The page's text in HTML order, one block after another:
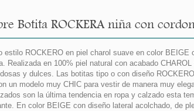
Botita ROCKERA niña con
estilo ROCKERO en piel charol suave en color
Realizada en 100% piel natural con acabado
y dulces. Las botitas tipo o con diseño
un modelo muy CHIC para vestir de manera muy
son la última tendencia en ropa y calzado esta
En color BEIGE con diseño lateral acolchado, de